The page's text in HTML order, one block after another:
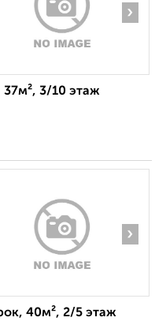
›
3/10 этаж
›
40м², 2/5 этаж